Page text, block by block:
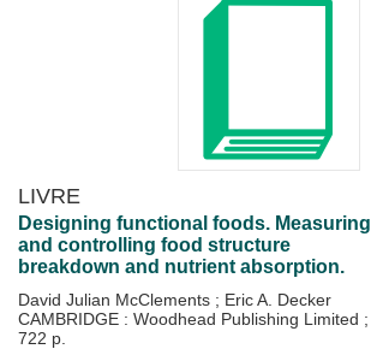
LIVRE
Designing functional foods. Measuring
and controlling food structure
breakdown and nutrient absorption.
David Julian McClements ; Eric A. Decker
CAMBRIDGE : Woodhead Publishing Limited ;
722 p.